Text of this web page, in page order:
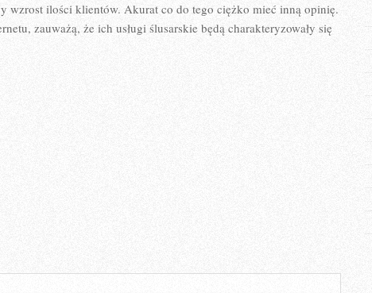
wzrost ilości klientów. Akurat co do tego ciężko mieć inną opinię.
zauważą, że ich usługi ślusarskie będą charakteryzowały się